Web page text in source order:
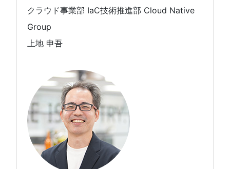
クラウド事業部 IaC技術推進部 Cloud Native
Group
上地 申吾